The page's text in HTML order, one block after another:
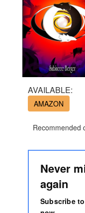
AVAILABLE:
AMAZON
Recommended
Never
again
Subscribe